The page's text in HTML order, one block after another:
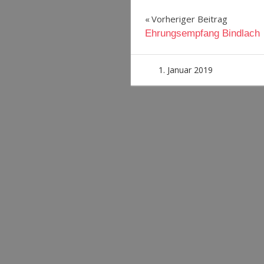
Vorheriger Beitrag
Ehrungsempfang Bindlach
1. Januar 2019